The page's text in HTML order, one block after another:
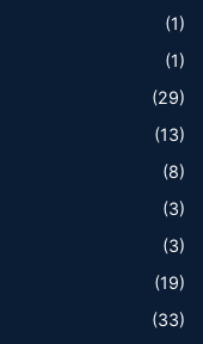
(1)
(1)
(29)
(13)
(8)
(3)
(3)
(19)
(33)